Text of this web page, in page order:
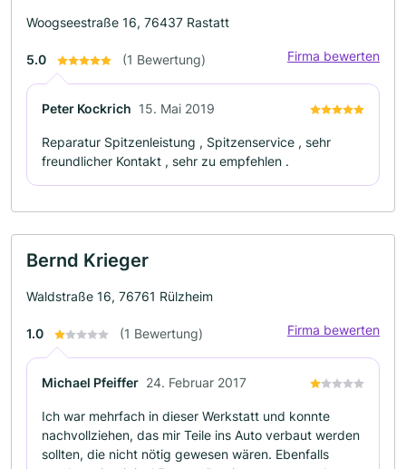
Woogseestraße 16, 76437 Rastatt
5.0 (1 Bewertung) Firma bewerten
Peter Kockrich 15. Mai 2019
Reparatur Spitzenleistung , Spitzenservice , sehr
freundlicher Kontakt , sehr zu empfehlen .
Bernd Krieger
Waldstraße 16, 76761 Rülzheim
1.0 (1 Bewertung) Firma bewerten
Michael Pfeiffer 24. Februar 2017
Ich war mehrfach in dieser Werkstatt und konnte
nachvollziehen, das mir Teile ins Auto verbaut werden
sollten, die nicht nötig gewesen wären. Ebenfalls